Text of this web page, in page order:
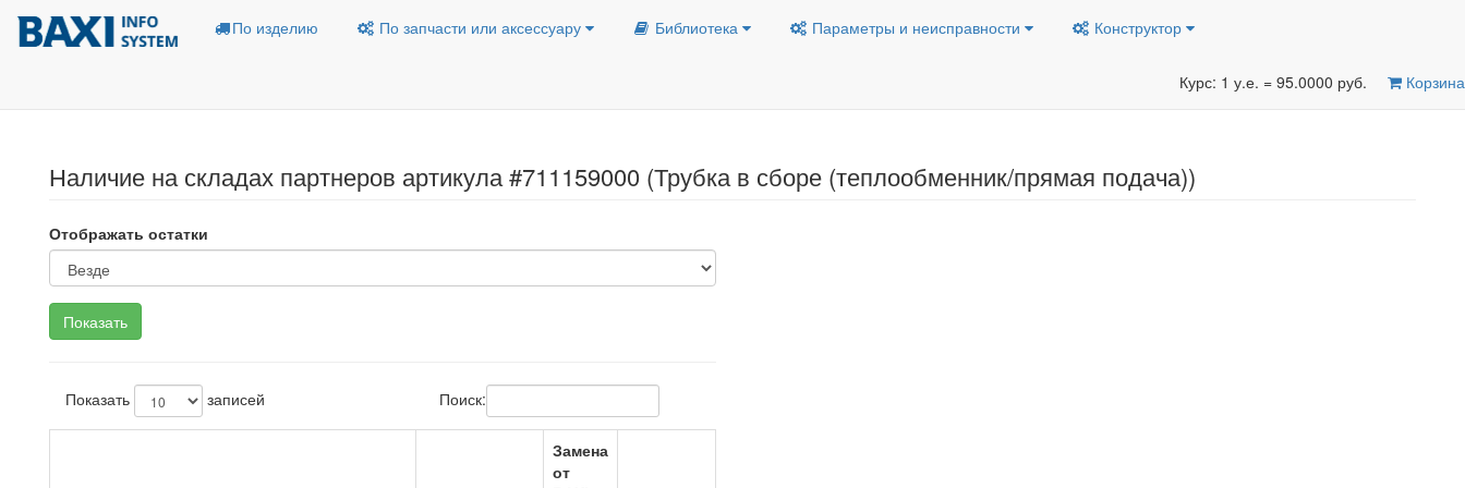
По изделию По запчасти или аксессуару Библиотека Параметры и неисправности Конструктор
Курс: 1 у.е. = 95.0000 руб. Корзина
Наличие на складах партнеров артикула #711159000 (Трубка в сборе (теплообменник/прямая подача))
Отображать остатки
Показать записей Поиск:
Замена
от